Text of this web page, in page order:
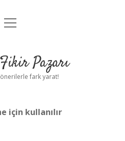
Uyarı
menüyü
Pazarı
fark yarat!
için kullanılır